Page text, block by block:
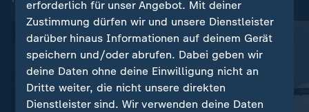
erforderlich für unser Angebot. Mit deiner
Zustimmung dürfen wir und unsere Dienstleister
darüber hinaus Informationen auf deinem Gerät
speichern und/oder abrufen. Dabei geben wir
deine Daten ohne deine Einwilligung nicht an
Dritte weiter, die nicht unsere direkten
Dienstleister sind. Wir verwenden deine Daten